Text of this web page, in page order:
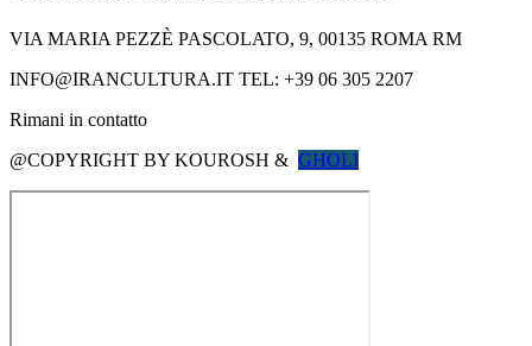
VIA MARIA PEZZÈ PASCOLATO, 9, 00135 ROMA RM
INFO@IRANCULTURA.IT TEL: +39 06 305 2207
Rimani in contatto
@COPYRIGHT BY KOUROSH & GHOLI
RIPRISTINA 🇮🇹 🇬🇧
-A Attuale: 100%